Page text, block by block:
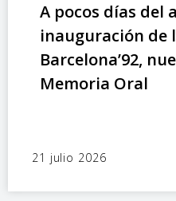
A pocos días del
inauguración de
Barcelona’92,
Memoria Oral
21 julio 2026